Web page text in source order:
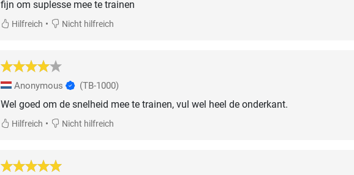
fijn om suplesse mee te trainen
Hilfreich • Nicht hilfreich
Anonymous (TB-1000)
Wel goed om de snelheid mee te trainen, vul wel heel de onderkant.
Hilfreich • Nicht hilfreich